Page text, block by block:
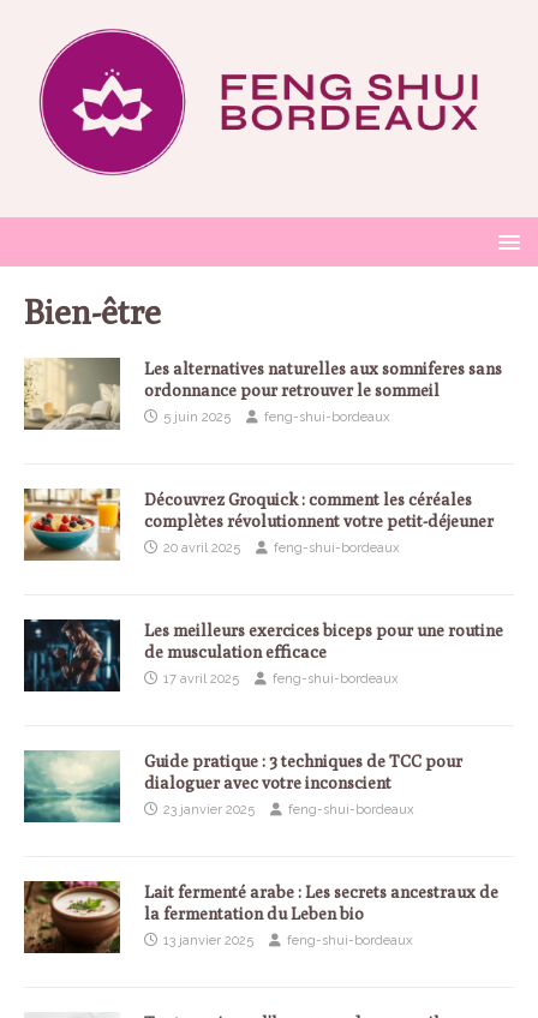
Bien-être
Les alternatives naturelles aux somniferes sans
ordonnance pour retrouver le sommeil
5 juin 2025 feng-shui-bordeaux
Découvrez Groquick : comment les céréales
complètes révolutionnent votre petit-déjeuner
20 avril 2025 feng-shui-bordeaux
Les meilleurs exercices biceps pour une routine
de musculation efficace
17 avril 2025 feng-shui-bordeaux
Guide pratique : 3 techniques de TCC pour
dialoguer avec votre inconscient
23 janvier 2025 feng-shui-bordeaux
Lait fermenté arabe : Les secrets ancestraux de
la fermentation du Leben bio
13 janvier 2025 feng-shui-bordeaux